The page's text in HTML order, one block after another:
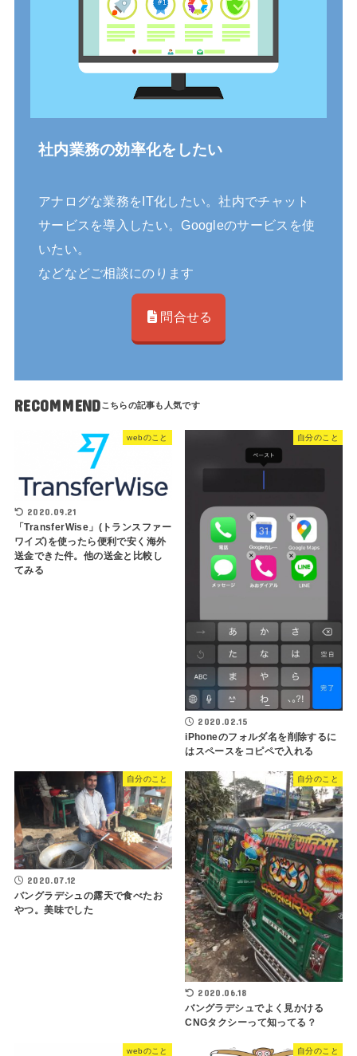
社内業務の効率化をしたい
アナログな業務をIT化したい。社内でチャット
サービスを導入したい。Googleのサービスを使
いたい。
などなどご相談にのります
問合せる
RECOMMEND
webのこと
2020.09.21
「TransferWise」(トランスファー
ワイズ)を使ったら便利で安く海外
送金できた件。他の送金と比較し
てみる
自分のこと
2020.02.15
iPhoneのフォルダ名を削除するに
はスペースをコピペで入れる
自分のこと
2020.07.12
バングラデシュの露天で食べたお
やつ。美味でした
自分のこと
2020.06.18
バングラデシュでよく見かける
CNGタクシーって知ってる？
webのこと 自分のこと